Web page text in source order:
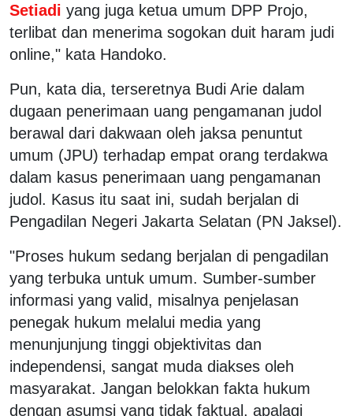
Setiadi yang juga ketua umum DPP Projo,
terlibat dan menerima sogokan duit haram judi
online," kata Handoko.
Pun, kata dia, terseretnya Budi Arie dalam
dugaan penerimaan uang pengamanan judol
berawal dari dakwaan oleh jaksa penuntut
umum (JPU) terhadap empat orang terdakwa
dalam kasus penerimaan uang pengamanan
judol. Kasus itu saat ini, sudah berjalan di
Pengadilan Negeri Jakarta Selatan (PN Jaksel).
"Proses hukum sedang berjalan di pengadilan
yang terbuka untuk umum. Sumber-sumber
informasi yang valid, misalnya penjelasan
penegak hukum melalui media yang
menunjunjung tinggi objektivitas dan
independensi, sangat muda diakses oleh
masyarakat. Jangan belokkan fakta hukum
dengan asumsi yang tidak faktual, apalagi